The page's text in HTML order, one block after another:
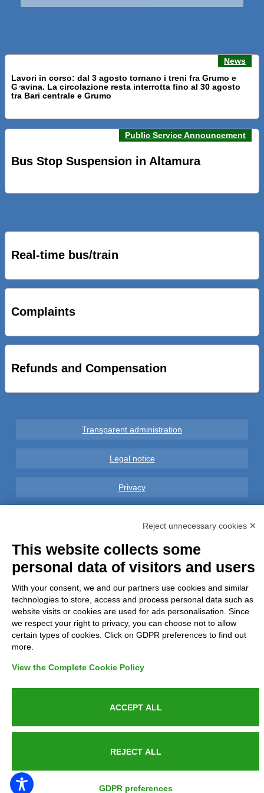
PUBLIC SERVICE ANNOUNCEMENT
News
Lavori in corso: dal 3 agosto tornano i treni fra Grumo e
Gravina. La circolazione resta interrotta fino al 30 agosto
tra Bari centrale e Grumo
PRESENTATI A BARI NUOVI SERVIZI FALMAPS E LIVECHAT.
IL TUO BUS ED IL TUO TRENO
CICLOPEDONALE FAL CONSEGNA ALLA CITTA’ LE NOVE
OPERE DEL PROGETTO
AL VIA SERVIZIO DI BIKE SHARING A POTENZA CON
VAIMOO PER UTENTI FAL SCONTI SULL’UTILIZZO DELLE
Previous news Next
Public Service Announcement
Bus Stop Suspension in Altamura
Real-time bus/train
Complaints
Refunds and Compensation
Transparent administration
Legal notice
Privacy
Complaints
Refunds and Indemnities
Contacts
Azienda certificata UNI EN ISO 9001:2015
P.IVA 05538100727 - C.so Italia n.8 70123, BARI
Reject unnecessary cookies ✕
This website collects some
personal data of visitors and users
With your consent, we and our partners use cookies and similar
technologies to store, access and process personal data such as
website visits or cookies are used for ads personalisation. Since
we respect your right to privacy, you can choose not to allow
certain types of cookies. Click on GDPR preferences to find out
more.
View the Complete Cookie Policy
ACCEPT ALL
REJECT ALL
GDPR preferences